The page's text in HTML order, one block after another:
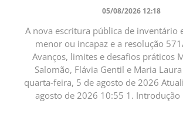
05/08/2026 12:18
A nova escritura pública de inventário
menor ou incapaz e a resolução
Avanços, limites e desafios práticos
Salomão, Flávia Gentil e Maria
quarta-feira, 5 de agosto de 2026
agosto de 2026 10:55 1. Introdução